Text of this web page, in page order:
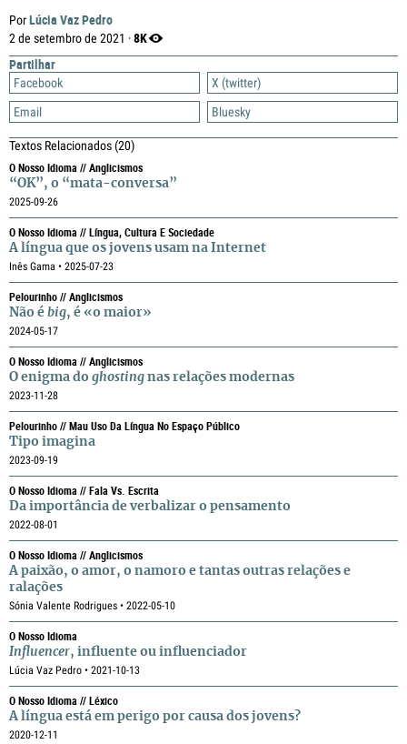
PorLúcia Vaz Pedro
2 de setembro de 2021 ·8K
Partilhar
Facebook
X (twitter)
Email
Bluesky
Textos Relacionados(20)
O Nosso Idioma // Anglicismos
“OK”, o “mata-conversa”
2025-09-26
O Nosso Idioma // Língua, Cultura E Sociedade
A língua que os jovens usam na Internet
Inês Gama • 2025-07-23
Pelourinho // Anglicismos
Não é big, é «o maior»
2024-05-17
O Nosso Idioma // Anglicismos
O enigma do ghosting nas relações modernas
2023-11-28
Pelourinho // Mau Uso Da Língua No Espaço Público
Tipo imagina
2023-09-19
O Nosso Idioma // Fala Vs. Escrita
Da importância de verbalizar o pensamento
2022-08-01
O Nosso Idioma // Anglicismos
A paixão, o amor, o namoro e tantas outras relações e
ralações
Sónia Valente Rodrigues • 2022-05-10
O Nosso Idioma
Influencer, influente ou influenciador
Lúcia Vaz Pedro • 2021-10-13
O Nosso Idioma // Léxico
A língua está em perigo por causa dos jovens?
2020-12-11